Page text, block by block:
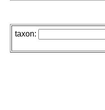
taxon: